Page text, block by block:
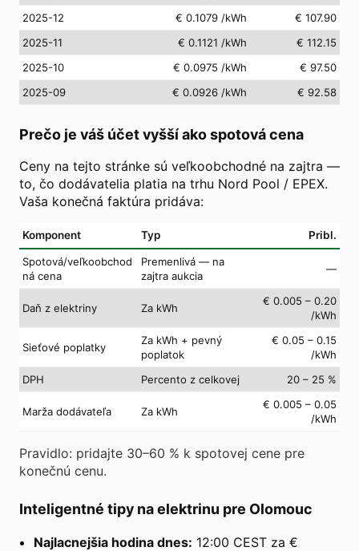
2025-12
€ 0.1079 /kWh
€ 107.90
2025-11
€ 0.1121 /kWh
€ 112.15
2025-10
€ 0.0975 /kWh
€ 97.50
2025-09
€ 0.0926 /kWh € 92.58
Prečo je váš účet vyšší ako spotová cena
Ceny na tejto stránke sú veľkoobchodné na zajtra —
to, čo dodávatelia platia na trhu Nord Pool / EPEX.
Vaša konečná faktúra pridáva:
Komponent Typ Pribl.
Spotová/veľkoobchod
ná cena
Premenlivá — na
zajtra aukcia
—
Daň z elektriny Za kWh
€ 0.005 – 0.20
/kWh
Sieťové poplatky
Za kWh + pevný
poplatok
€ 0.05 – 0.15
/kWh
DPH
Percento z celkovej 20 – 25 %
Marža dodávateľa Za kWh
€ 0.005 – 0.05
/kWh
Pravidlo: pridajte 30–60 % k spotovej cene pre
konečnú cenu.
Inteligentné tipy na elektrinu pre Olomouc
Najlacnejšia hodina dnes: 12:00 CEST za €